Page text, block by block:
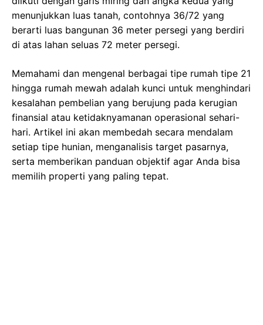
menunjukkan luas tanah, contohnya 36/72 yang
berarti luas bangunan 36 meter persegi yang berdiri
di atas lahan seluas 72 meter persegi.
Memahami dan mengenal berbagai tipe rumah tipe 21
hingga rumah mewah adalah kunci untuk menghindari
kesalahan pembelian yang berujung pada kerugian
finansial atau ketidaknyamanan operasional sehari-
hari. Artikel ini akan membedah secara mendalam
setiap tipe hunian, menganalisis target pasarnya,
serta memberikan panduan objektif agar Anda bisa
memilih properti yang paling tepat.